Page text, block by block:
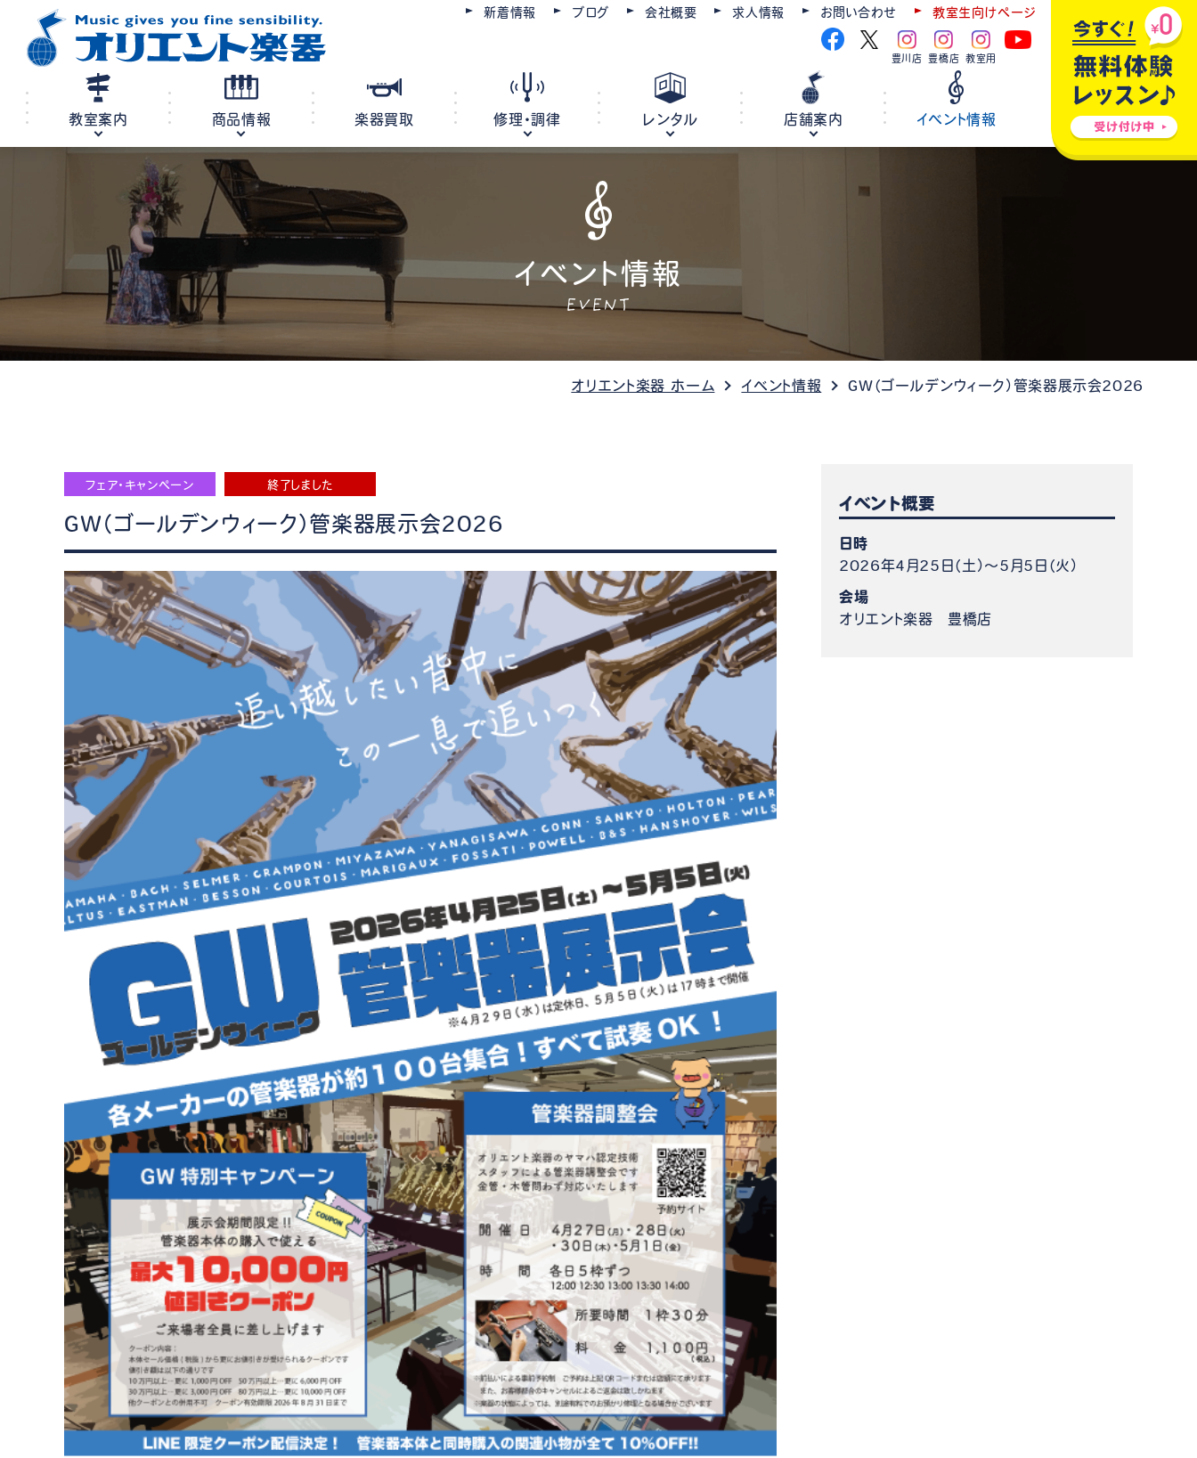
新着情報 ブログ 会社概要 求人情報 お問い合わせ 教室生向けページ
豊川店 豊橋店 教室用
教室案内
教室案内
レッスン会場
商品情報
商品情報
ピアノ 電子ピアノ
オルガン
キーボード
楽器買取 修理・調律
修理・調律
管楽器修理・メンテナンス
レンタル
レンタル
教室レンタル
店舗案内
店舗案内
豊橋店
イベント情報
イベント情報
EVENT
オリエント楽器 ホーム イベント情報 GW（ゴールデンウィーク）管楽器展示会2026
フェア・キャンペーン 終了しました
GW（ゴールデンウィーク）管楽器展示会2026
イベント概要
日時
2026年4月25日（土）～5月5日（火）
会場
オリエント楽器 豊橋店